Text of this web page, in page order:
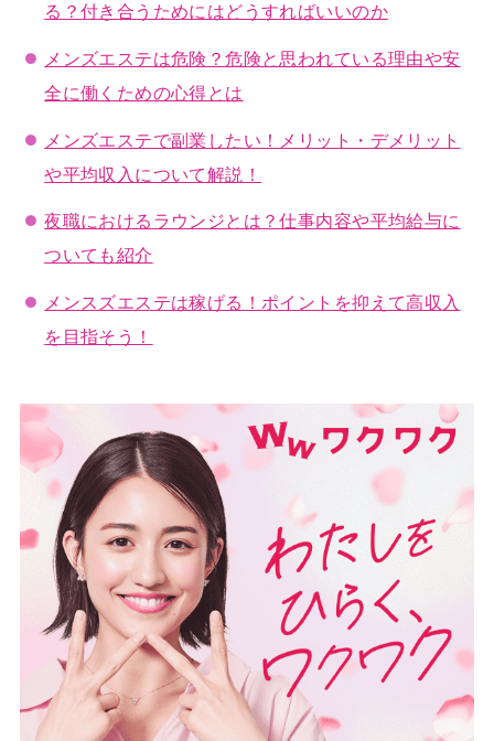
る？付き合うためにはどうすればいいのか
メンズエステは危険？危険と思われている理由や安
全に働くための心得とは
メンズエステで副業したい！メリット・デメリット
や平均収入について解説！
夜職におけるラウンジとは？仕事内容や平均給与に
ついても紹介
メンスズエステは稼げる！ポイントを抑えて高収入
を目指そう！